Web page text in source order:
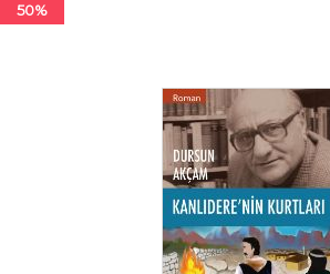
50%